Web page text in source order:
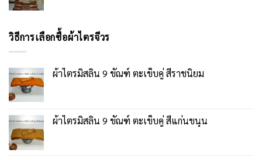
วิธีการเลือกซื้อผ้าไตรจีวร
ผ้าไตรมิสลิน 9 ขัณฑ์ ตะเข็บคู่ สีราชนิยม
ผ้าไตรมิสลิน 9 ขัณฑ์ ตะเข็บคู่ สีแก่นขนุน